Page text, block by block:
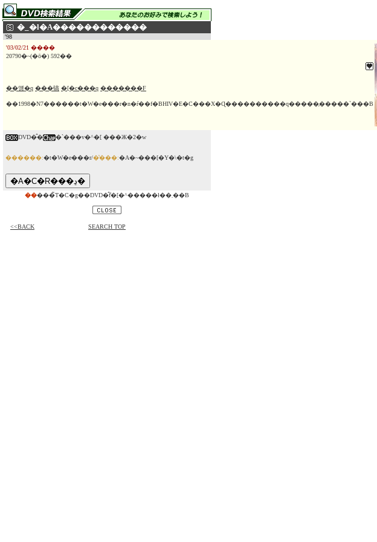
�_�l�A������������
'98
'03/02/21 ����
20790�~(�ō�) 592��
��얭�q ���镐 �[�c���q �������F
��1998�N7������t�W�e���r�n�ŕ��f�BHIV�E�C���X�Ɋ����������q�����̗�����`���B
DVD�̂� �`���v�^�[ ���Ж�2�w
������:�t�W�e���r/�̔���:�A�~���[�Y�\�t�g
�� ���̃T�C�g��DVD�̂݃f�[�^�����ł��܂��B
<<BACK SEARCH TOP